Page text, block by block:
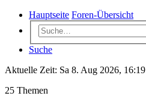
Hauptseite Foren-Übersicht
Suche
Aktuelle Zeit: Sa 8. Aug 2026, 16:19
25 Themen